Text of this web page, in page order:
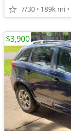
7/30 189k mi
$3,900